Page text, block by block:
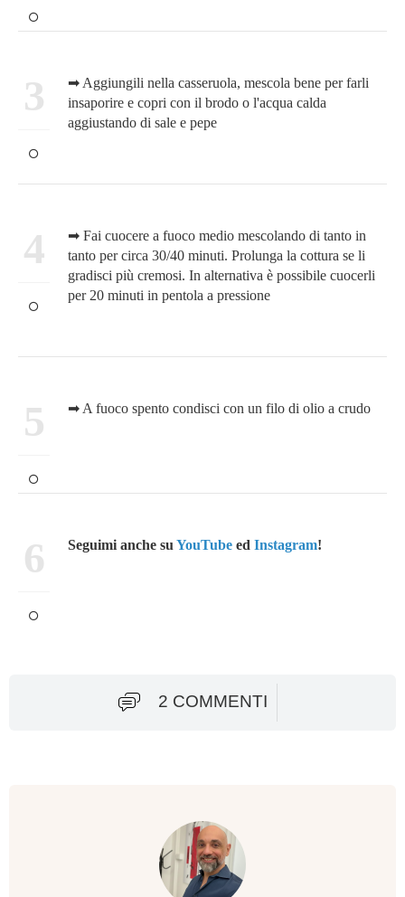
3
➡ Aggiungili nella casseruola, mescola bene per farli
insaporire e copri con il brodo o l'acqua calda
aggiustando di sale e pepe
4
➡ Fai cuocere a fuoco medio mescolando di tanto in
tanto per circa 30/40 minuti. Prolunga la cottura se li
gradisci più cremosi. In alternativa è possibile cuocerli
per 20 minuti in pentola a pressione
5 ➡ A fuoco spento condisci con un filo di olio a crudo
6 Seguimi anche su YouTube ed Instagram!
2 COMMENTI